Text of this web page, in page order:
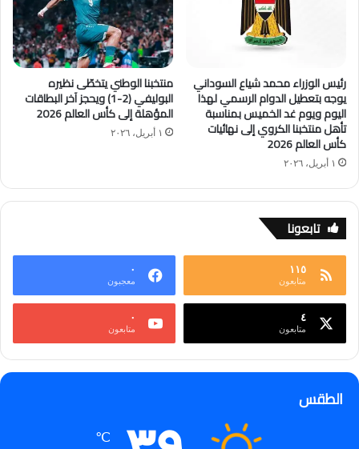
رئيس الوزراء محمد شياع السوداني
يوجه بتعطيل الدوام الرسمي لهذا
اليوم ويوم غد الخميس بمناسبة
تأهل منتخبنا الكروي إلى نهائيات
كأس العالم 2026
١ أبريل، ٢٠٢٦
منتخبنا الوطني يتخطّى نظيره
البوليفي (2-1) ويحجز آخر البطاقات
المؤهلة إلى كأس العالم 2026
١ أبريل، ٢٠٢٦
تابعونا
١١٥
متابعون
٠
معجبون
٤
متابعون
٠
متابعون
الطقس
℃